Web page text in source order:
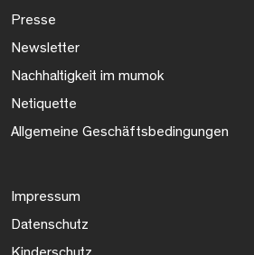
Presse
Newsletter
Nachhaltigkeit im mumok
Netiquette
Allgemeine Geschäftsbedingungen
Impressum
Datenschutz